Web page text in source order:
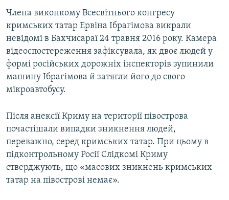
Члена виконкому Всесвітнього конгресу
кримських татар Ервіна Ібрагімова викрали
невідомі в Бахчисараї 24 травня 2016 року. Камера
відеоспостереження зафіксувала, як двоє людей у
формі російських дорожніх інспекторів зупинили
машину Ібрагімова й затягли його до свого
мікроавтобусу.
Після анексії Криму на території півострова
почастішали випадки зникнення людей,
переважно, серед кримських татар. При цьому в
підконтрольному Росії Слідкомі Криму
стверджують, що «масових зникнень кримських
татар на півострові немає».